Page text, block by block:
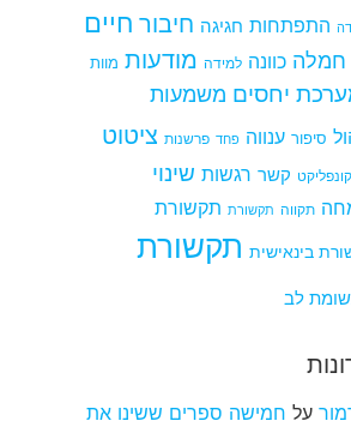
התפתחות חגיגה חיבור חיים
חמלה כוונה למידה מודעות מוות
יחסים משמעות
סיפור ענווה פחד פרשנות ציטוט
קונפליקט קשר רגשות שינוי
תקווה תקשורת תקשורת
בינאישית תקשורת
לב
על חמישה ספרים ששינו את